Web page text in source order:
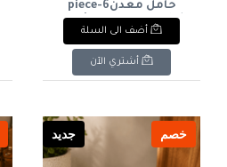
حامل معدن6-piece
serving set on a metal
stand
أضف الى السلة
أشتري الآن
خصم جديد